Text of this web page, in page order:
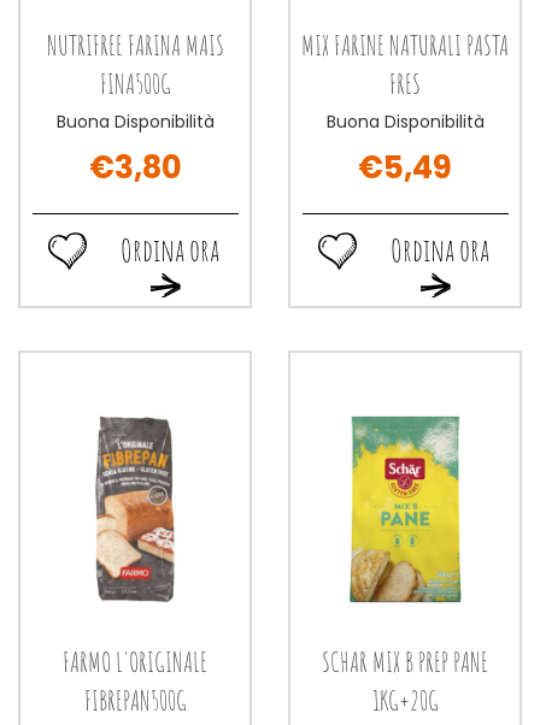
NUTRIFREE FARINA MAIS
FINA500G
Buona Disponibilità
€3,80
Ordina ora
Ordina
ora NUTRIFREE
MAIS
Ordina
ora NUTRIFREE
FARINA
MIX FARINE NATURALI PASTA
FRES
Buona Disponibilità
€5,49
Ordina ora
Ordina
ora MIX
NATURALI
carrello
Ordina
FARINE
wishlist
FARMO L'ORIGINALE
FIBREPAN500G
SCHAR MIX B PREP PANE
1KG+20G